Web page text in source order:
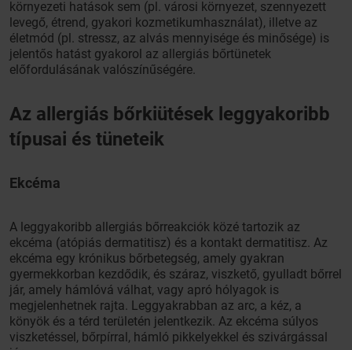
környezeti hatások sem (pl. városi környezet, szennyezett
levegő, étrend, gyakori kozmetikumhasználat), illetve az
életmód (pl. stressz, az alvás mennyisége és minősége) is
jelentős hatást gyakorol az allergiás bőrtünetek
előfordulásának valószínűségére.
Az allergiás bőrkiütések leggyakoribb
típusai és tüneteik
Ekcéma
A leggyakoribb allergiás bőrreakciók közé tartozik az
ekcéma (atópiás dermatitisz) és a kontakt dermatitisz. Az
ekcéma egy krónikus bőrbetegség, amely gyakran
gyermekkorban kezdődik, és száraz, viszkető, gyulladt bőrrel
jár, amely hámlóvá válhat, vagy apró hólyagok is
megjelenhetnek rajta. Leggyakrabban az arc, a kéz, a
könyök és a térd területén jelentkezik. Az ekcéma súlyos
viszketéssel, bőrpírral, hámló pikkelyekkel és szivárgással